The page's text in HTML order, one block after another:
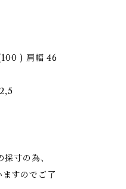
) 肩幅 46
寸の為、
すのでご了